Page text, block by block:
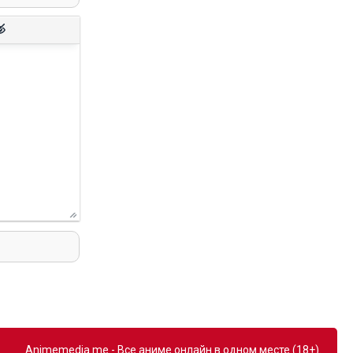
Animemedia.me - Все аниме онлайн в одном месте (18+).